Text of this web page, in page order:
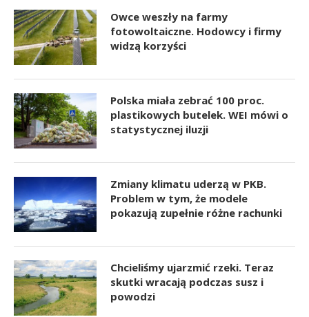
Owce weszły na farmy
fotowoltaiczne. Hodowcy i firmy
widzą korzyści
Polska miała zebrać 100 proc.
plastikowych butelek. WEI mówi o
statystycznej iluzji
Zmiany klimatu uderzą w PKB.
Problem w tym, że modele
pokazują zupełnie różne rachunki
Chcieliśmy ujarzmić rzeki. Teraz
skutki wracają podczas susz i
powodzi